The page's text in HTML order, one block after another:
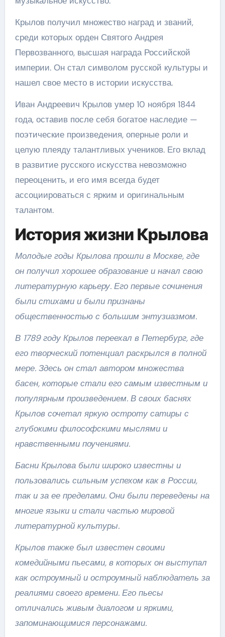
Крылов получил множество наград и званий,
среди которых орден Святого Андрея
Первозванного, высшая награда Российской
империи. Он стал символом русской культуры и
нашел свое место в истории искусства.
Иван Андреевич Крылов умер 10 ноября 1844
года, оставив после себя богатое наследие —
поэтические произведения, оперные роли и
целую плеяду талантливых учеников. Его вклад
в развитие русского искусства невозможно
переоценить, и его имя всегда будет
ассоциироваться с ярким и оригинальным
талантом.
История жизни Крылова
Молодые годы Крылова прошли в Москве, где
он получил хорошее образование и начал свою
литературную карьеру. Его первые сочинения
были стихами и были признаны
общественностью с большим энтузиазмом.
В 1789 году Крылов переехал в Петербург, где
его творческий потенциал раскрылся в полной
мере. Здесь он стал автором множества
басен, которые стали его самым известным и
популярным произведением. В своих баснях
Крылов сочетал яркую остроту сатиры с
глубокими философскими мыслями и
нравственными поучениями.
Басни Крылова были широко известны и
пользовались сильным успехом как в России,
так и за ее пределами. Они были переведены на
многие языки и стали частью мировой
литературной культуры.
Крылов также был известен своими
комедийными пьесами, в которых он выступал
как остроумный и остроумный наблюдатель за
реалиями своего времени. Его пьесы
отличались живым диалогом и яркими,
запоминающимися персонажами.